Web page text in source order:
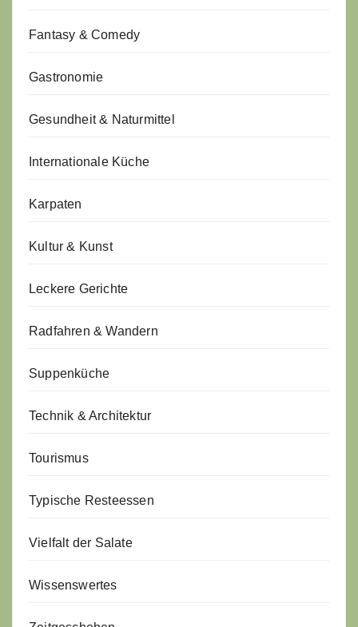
Fantasy & Comedy
Gastronomie
Gesundheit & Naturmittel
Internationale Küche
Karpaten
Kultur & Kunst
Leckere Gerichte
Radfahren & Wandern
Suppenküche
Technik & Architektur
Tourismus
Typische Resteessen
Vielfalt der Salate
Wissenswertes